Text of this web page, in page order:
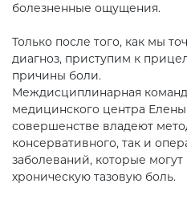
болезненные ощущения.
Только после того, как мы
диагноз, приступим к
причины боли.
Междисциплинарная
медицинского центра
совершенстве владеют
консервативного, так и
заболеваний, которые
хроническую тазовую боль.